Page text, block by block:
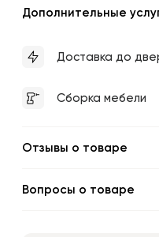
Дополнительные
Доставка до
Сборка мебели
Отзывы о товаре
Вопросы о товаре